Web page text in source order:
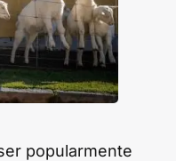
popularmente